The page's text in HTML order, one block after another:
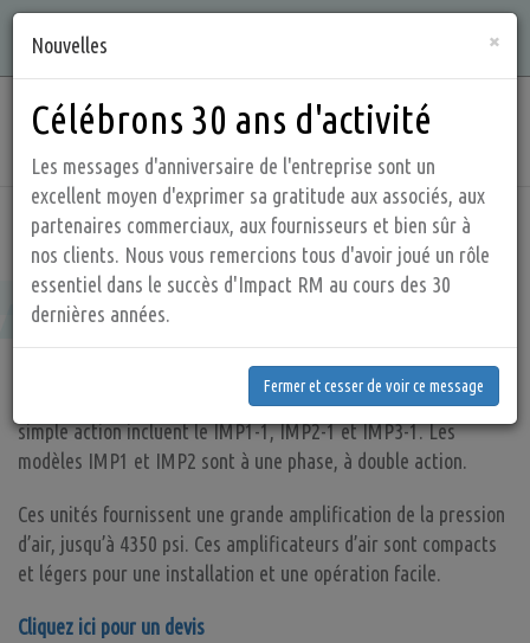
Aller
contenu
principal
Accueil Produits Amplificateur d’air Ratio Multiple
Ratio Multiple
Nous proposons trois modèles d’amplificateur d’air de
configuration à une phase à simple action. Les modèles à
simple action incluent le IMP1-1, IMP2-1 et IMP3-1. Les
modèles IMP1 et IMP2 sont à une phase, à double action.
Ces unités fournissent une grande amplification de la pression
d’air, jusqu’à 4350 psi. Ces amplificateurs d’air sont compacts
et légers pour une installation et une opération facile.
Cliquez ici pour un devis
×
Nouvelles
Célébrons 30 ans d'activité
Les messages d'anniversaire de l'entreprise sont un
excellent moyen d'exprimer sa gratitude aux associés, aux
partenaires commerciaux, aux fournisseurs et bien sûr à
nos clients. Nous vous remercions tous d'avoir joué un rôle
essentiel dans le succès d'Impact RM au cours des 30
dernières années.
Fermer et cesser de voir ce message